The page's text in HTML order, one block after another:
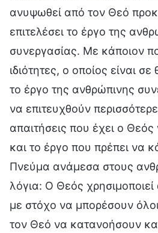
ανυψωθεί από τον Θεό
επιτελέσει το έργο της
συνεργασίας. Με κάποιον
ιδιότητες, ο οποίος είναι
το έργο της ανθρώπινης
να επιτευχθούν
απαιτήσεις που έχει ο
και το έργο που πρέπει να
Πνεύμα ανάμεσα στους
λόγια: Ο Θεός
με στόχο να μπορέσουν
τον Θεό να κατανοήσουν